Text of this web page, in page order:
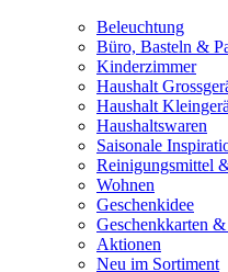
Beleuchtung
Büro, Basteln &
Kinderzimmer
Haushalt
Haushalt
Haushaltswaren
Saisonale
Reinigungsmittel
Wohnen
Geschenkidee
Geschenkkarten
Aktionen
Neu im Sortiment